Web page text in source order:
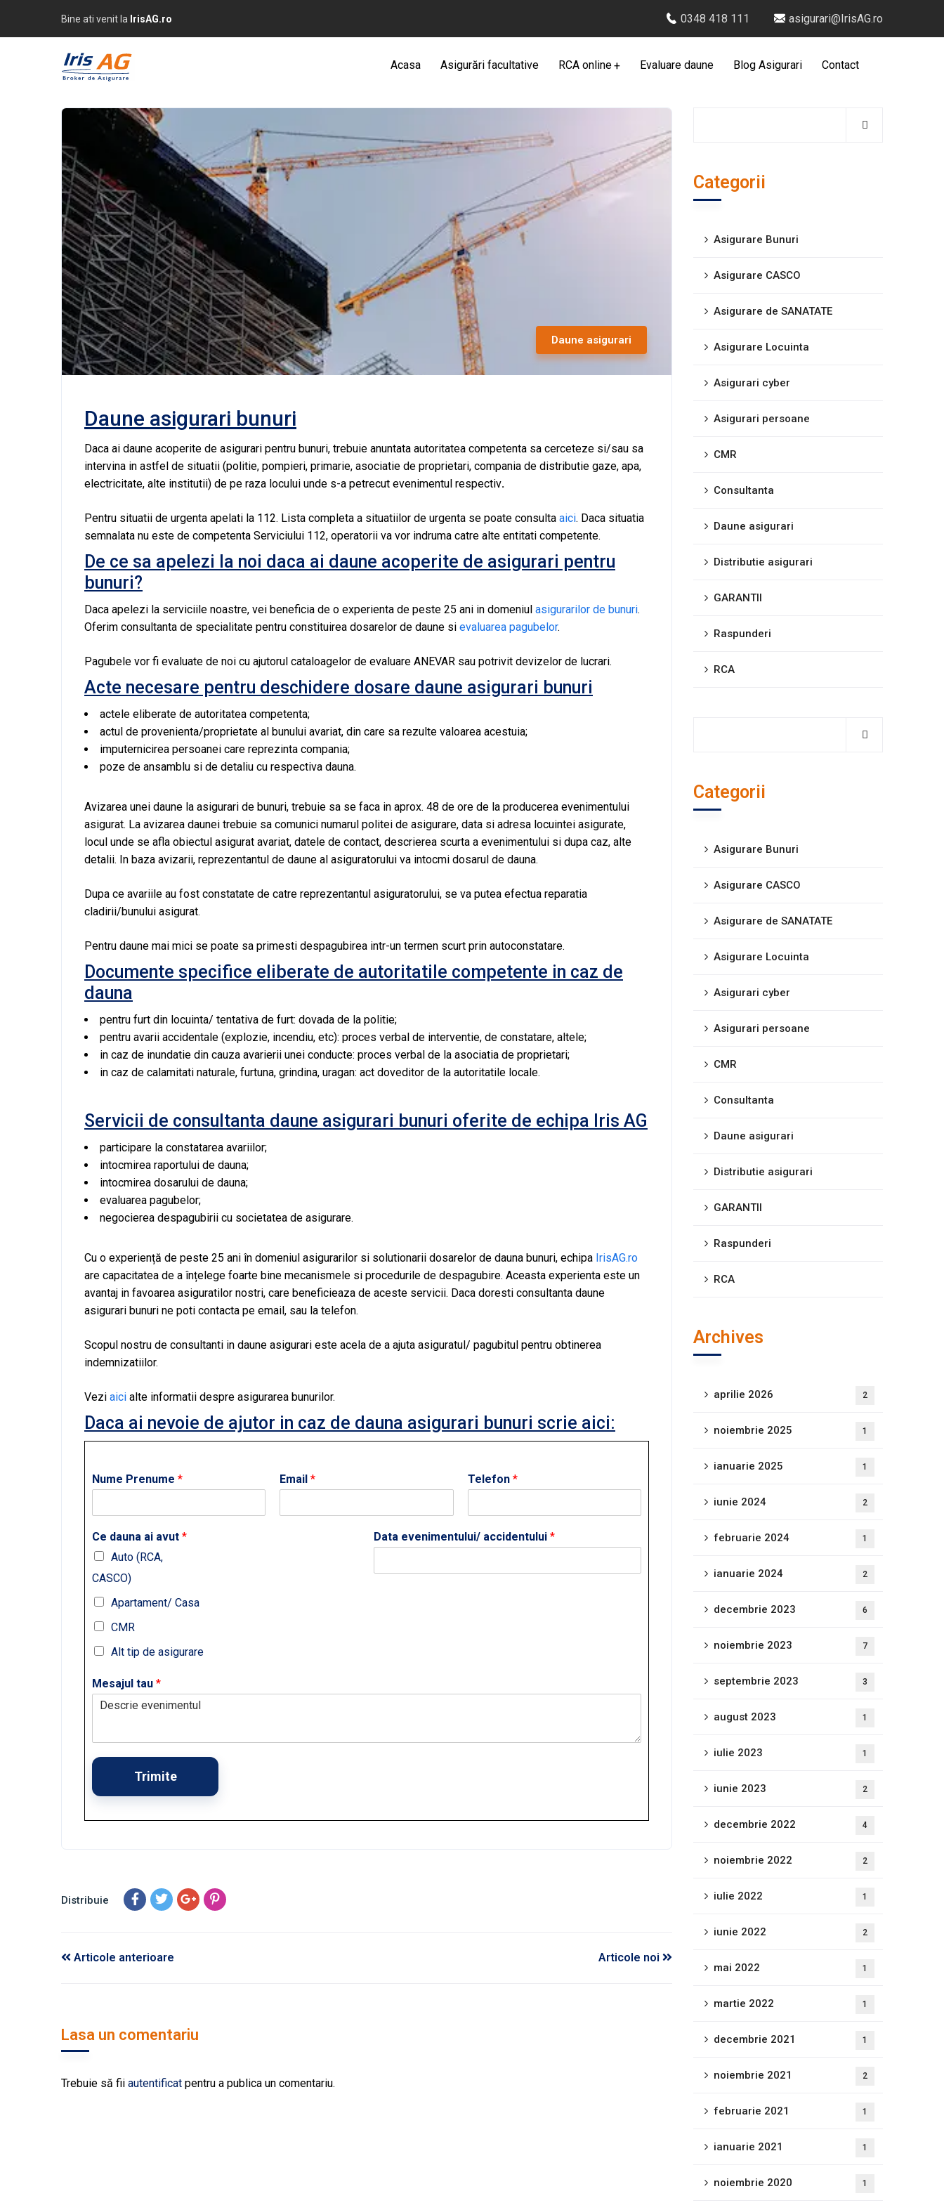
Bine ati venit la IrisAG.ro 0348 418 111 asigurari@IrisAG.ro
Acasa Asigurări facultative RCA online Evaluare daune Blog Asigurari Contact
Daune asigurari
Daune asigurari bunuri
Daca ai daune acoperite de asigurari pentru bunuri, trebuie anuntata autoritatea competenta sa cerceteze si/sau sa
intervina in astfel de situatii (politie, pompieri, primarie, asociatie de proprietari, compania de distributie gaze, apa,
electricitate, alte institutii) de pe raza locului unde s-a petrecut evenimentul respectiv.
Pentru situatii de urgenta apelati la 112. Lista completa a situatiilor de urgenta se poate consulta aici. Daca situatia
semnalata nu este de competenta Serviciului 112, operatorii va vor indruma catre alte entitati competente.
De ce sa apelezi la noi daca ai daune acoperite de asigurari pentru
bunuri?
Daca apelezi la serviciile noastre, vei beneficia de o experienta de peste 25 ani in domeniul asigurarilor de bunuri.
Oferim consultanta de specialitate pentru constituirea dosarelor de daune si evaluarea pagubelor.
Pagubele vor fi evaluate de noi cu ajutorul cataloagelor de evaluare ANEVAR sau potrivit devizelor de lucrari.
Acte necesare pentru deschidere dosare daune asigurari bunuri
actele eliberate de autoritatea competenta;
actul de provenienta/proprietate al bunului avariat, din care sa rezulte valoarea acestuia;
imputernicirea persoanei care reprezinta compania;
poze de ansamblu si de detaliu cu respectiva dauna.
Avizarea unei daune la asigurari de bunuri, trebuie sa se faca in aprox. 48 de ore de la producerea evenimentului
asigurat. La avizarea daunei trebuie sa comunici numarul politei de asigurare, data si adresa locuintei asigurate,
locul unde se afla obiectul asigurat avariat, datele de contact, descrierea scurta a evenimentului si dupa caz, alte
detalii. In baza avizarii, reprezentantul de daune al asiguratorului va intocmi dosarul de dauna.
Dupa ce avariile au fost constatate de catre reprezentantul asiguratorului, se va putea efectua reparatia
cladirii/bunului asigurat.
Pentru daune mai mici se poate sa primesti despagubirea intr-un termen scurt prin autoconstatare.
Documente specifice eliberate de autoritatile competente in caz de
dauna
pentru furt din locuinta/ tentativa de furt: dovada de la politie;
pentru avarii accidentale (explozie, incendiu, etc): proces verbal de interventie, de constatare, altele;
in caz de inundatie din cauza avarierii unei conducte: proces verbal de la asociatia de proprietari;
in caz de calamitati naturale, furtuna, grindina, uragan: act doveditor de la autoritatile locale.
Servicii de consultanta daune asigurari bunuri oferite de echipa Iris AG
participare la constatarea avariilor;
intocmirea raportului de dauna;
intocmirea dosarului de dauna;
evaluarea pagubelor;
negocierea despagubirii cu societatea de asigurare.
Cu o experiență de peste 25 ani în domeniul asigurarilor si solutionarii dosarelor de dauna bunuri, echipa IrisAG.ro
are capacitatea de a înțelege foarte bine mecanismele si procedurile de despagubire. Aceasta experienta este un
avantaj in favoarea asiguratilor nostri, care beneficieaza de aceste servicii. Daca doresti consultanta daune
asigurari bunuri ne poti contacta pe email, sau la telefon.
Scopul nostru de consultanti in daune asigurari este acela de a ajuta asiguratul/ pagubitul pentru obtinerea
indemnizatiilor.
Vezi aici alte informatii despre asigurarea bunurilor.
Daca ai nevoie de ajutor in caz de dauna asigurari bunuri scrie aici:
Nume Prenume * Email* Telefon *
Ce dauna ai avut *
Auto (RCA,
CASCO)
Apartament/ Casa
CMR
Alt tip de asigurare
Data evenimentului/ accidentului *
Mesajul tau *
Trimite
Distribuie
Articole anterioare Articole noi
Lasa un comentariu
Trebuie să fii autentificat pentru a publica un comentariu.
Categorii
Asigurare Bunuri
Asigurare CASCO
Asigurare de SANATATE
Asigurare Locuinta
Asigurari cyber
Asigurari persoane
CMR
Consultanta
Daune asigurari
Distributie asigurari
GARANTII
Raspunderi
RCA
Categorii
Asigurare Bunuri
Asigurare CASCO
Asigurare de SANATATE
Asigurare Locuinta
Asigurari cyber
Asigurari persoane
CMR
Consultanta
Daune asigurari
Distributie asigurari
GARANTII
Raspunderi
RCA
Archives
aprilie 2026 2
noiembrie 2025 1
ianuarie 2025 1
iunie 2024 2
februarie 2024 1
ianuarie 2024 2
decembrie 2023 6
noiembrie 2023 7
septembrie 2023 3
august 2023 1
iulie 2023 1
iunie 2023 2
decembrie 2022 4
noiembrie 2022 2
iulie 2022 1
iunie 2022 2
mai 2022 1
martie 2022 1
decembrie 2021 1
noiembrie 2021 2
februarie 2021 1
ianuarie 2021 1
noiembrie 2020 1